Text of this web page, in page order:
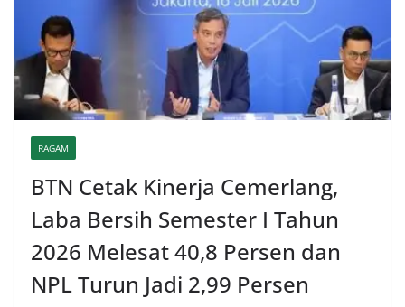
RAGAM
BTN Cetak Kinerja Cemerlang,
Laba Bersih Semester I Tahun
2026 Melesat 40,8 Persen dan
NPL Turun Jadi 2,99 Persen